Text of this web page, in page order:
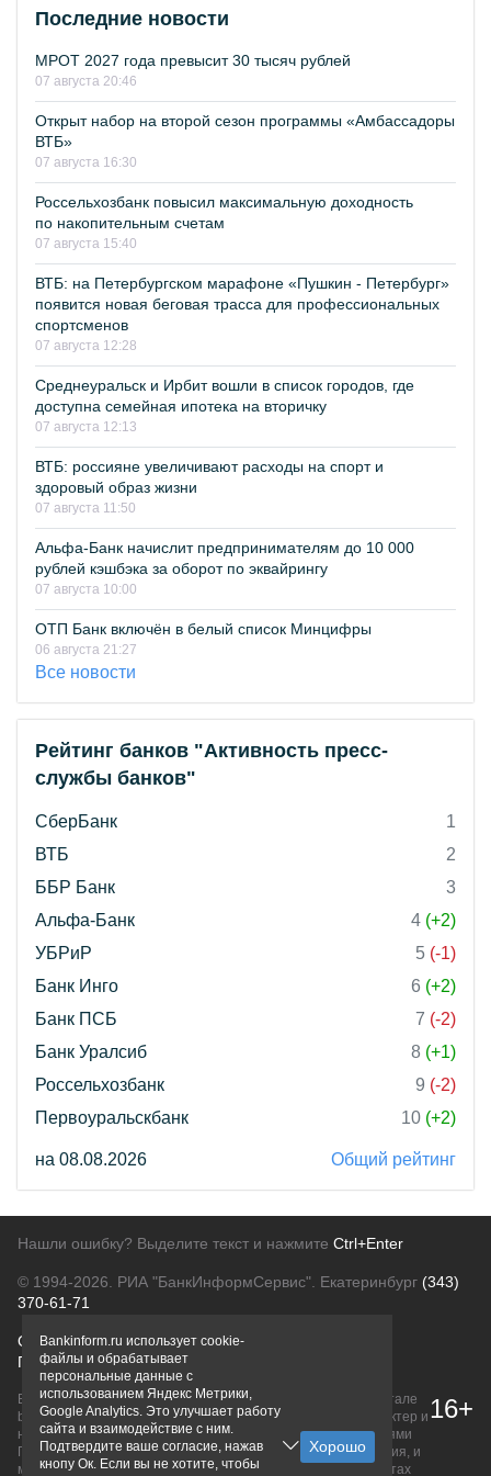
Последние новости
МРОТ 2027 года превысит 30 тысяч рублей
07 августа 20:46
Открыт набор на второй сезон программы «Амбассадоры
ВТБ»
07 августа 16:30
Россельхозбанк повысил максимальную доходность
по накопительным счетам
07 августа 15:40
ВТБ: на Петербургском марафоне «Пушкин - Петербург»
появится новая беговая трасса для профессиональных
спортсменов
07 августа 12:28
Среднеуральск и Ирбит вошли в список городов, где
доступна семейная ипотека на вторичку
07 августа 12:13
ВТБ: россияне увеличивают расходы на спорт и
здоровый образ жизни
07 августа 11:50
Альфа-Банк начислит предпринимателям до 10 000
рублей кэшбэка за оборот по эквайрингу
07 августа 10:00
ОТП Банк включён в белый список Минцифры
06 августа 21:27
Все новости
Рейтинг банков "Активность пресс-
службы банков"
СберБанк
1
ВТБ
2
ББР Банк
3
Альфа-Банк
4 (+2)
УБРиР
5 (-1)
Банк Инго
6 (+2)
Банк ПСБ
7 (-2)
Банк Уралсиб
8 (+1)
Россельхозбанк
9 (-2)
Первоуральскбанк
10 (+2)
на 08.08.2026 Общий рейтинг
Нашли ошибку? Выделите текст и нажмите Ctrl+Enter
© 1994-2026. РИА "БанкИнформСервис". Екатеринбург (343)
370-61-71
О проектеПолитика конфиденциальности
Правовая информацияДля рекламодателей
Вся информация о продуктах банков, размещенная на портале
bankinform.ru, носит исключительно ознакомительный характер и
не является публичной офертой, определяемой положениями
ГК РФ. Информация не содержит точного и полного описания, и
может быть изменена. Конечные условия уточняйте на сайтах
16+
Bankinform.ru использует cookie-
файлы и обрабатывает
персональные данные с
использованием Яндекс Метрики,
Google Analytics. Это улучшает работу
сайта и взаимодействие с ним.
Подтвердите ваше согласие, нажав
кнопу Ок. Если вы не хотите, чтобы